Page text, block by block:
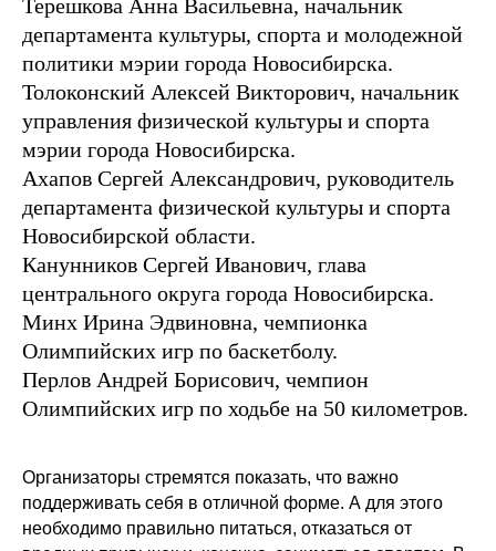
Терешкова Анна Васильевна, начальник
департамента культуры, спорта и молодежной
политики мэрии города Новосибирска.
Толоконский Алексей Викторович, начальник
управления физической культуры и спорта
мэрии города Новосибирска.
Ахапов Сергей Александрович, руководитель
департамента физической культуры и спорта
Новосибирской области.
Канунников Сергей Иванович, глава
центрального округа города Новосибирска.
Минх Ирина Эдвиновна, чемпионка
Олимпийских игр по баскетболу.
Перлов Андрей Борисович, чемпион
Олимпийских игр по ходьбе на 50 километров.
Организаторы стремятся показать, что важно
поддерживать себя в отличной форме. А для этого
необходимо правильно питаться, отказаться от